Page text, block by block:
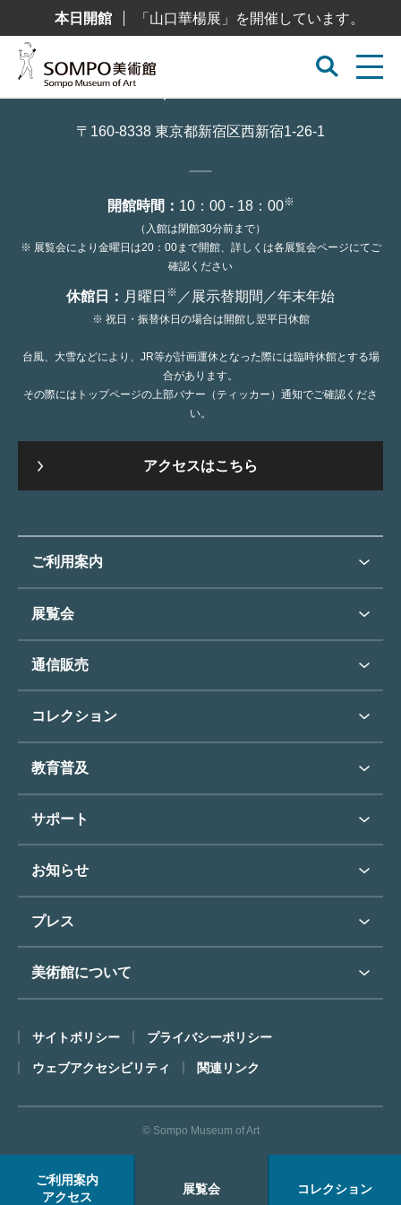
テ
本日開館 「山口華楊展」を開催しています。
ご利用案内
アクセス
展覧会 コレクション
〒160-8338 東京都新宿区西新宿1-26-1
開館時間： 10：00 - 18：00※
（入館は閉館30分前まで）
※ 展覧会により金曜日は20：00まで開館、詳しくは各展覧会ページにてご
確認ください
休館日： 月曜日 ※ ／展示替期間／年末年始
※ 祝日・振替休日の場合は開館し翌平日休館
台風、大雪などにより、JR等が計画運休となった際には臨時休館とする場
合があります。
その際にはトップページの上部バナー（ティッカー）通知でご確認くださ
い。
アクセスはこちら
ご利用案内
ご利用案内トップ
開館時間・休館日
アクセス
団体のご利用について
バリアフリー／小さなお子様
フロアマップ
ミュージアムショップ
カフェ
展覧会
展覧会・イベントトップ
次回の展覧会
展覧会スケジュール
過去の展覧会
通信販売
通信販売トップ
コレクション
コレクショントップ
東郷青児
コレクションハイライト
教育普及
教育普及トップ
オンラインで美術鑑賞
博物館実習について
サポート
よくあるご質問
東郷⻘児作品著作権申請
お知らせ
お知らせトップ
プレス
プレスリリーストップ
美術館について
ごあいさつ
コンセプト
沿革
FACEアーカイブス
サイトポリシー プライバシーポリシー
ウェブアクセシビリティ 関連リンク
© Sompo Museum of Art